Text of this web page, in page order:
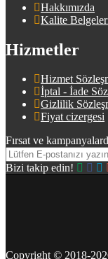
Hakkımızda
Kalite
Hizmetler
Hizmet
İptal - İade
Gizlilik
Fiyat cizergesi
Fırsat ve
Bizi takip edin!
Copyright © 2018-